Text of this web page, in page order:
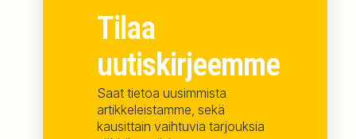
Tilaa
uutiskirjeemme
Saat tietoa uusimmista
artikkeleistamme, sekä
kausittain vaihtuvia tarjouksia